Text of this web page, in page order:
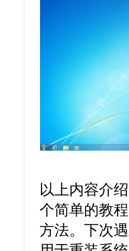
以上内容介
个简单的教
方法。下次